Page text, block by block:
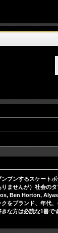
ンプンするスケー
ませんが）社会
Ben Horton,
クをブランド、年
な方は必読な1冊です